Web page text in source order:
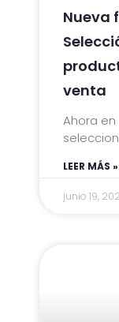
Nueva
venta
Ahora en
LEER MÁS »
junio 19,